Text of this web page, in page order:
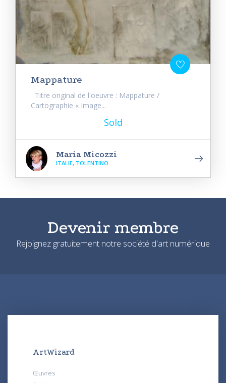
Mappature
Titre original de l'oeuvre : Mappature /
Cartographie « Image...
Sold
Maria Micozzi
ITALIE, TOLENTINO
Devenir membre
Rejoignez gratuitement notre société d'art numérique
ArtWizard
Œuvres